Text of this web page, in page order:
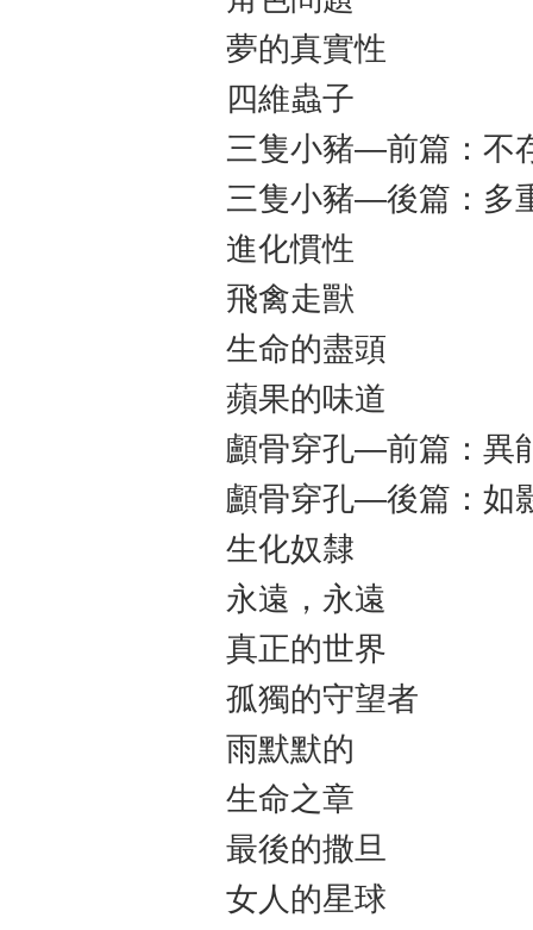
夢的真實性
四維蟲子
三隻小豬—前篇：不
三隻小豬—後篇：多
進化慣性
飛禽走獸
生命的盡頭
蘋果的味道
顱骨穿孔—前篇：異
顱骨穿孔—後篇：如
生化奴隸
永遠，永遠
真正的世界
孤獨的守望者
雨默默的
生命之章
最後的撒旦
女人的星球